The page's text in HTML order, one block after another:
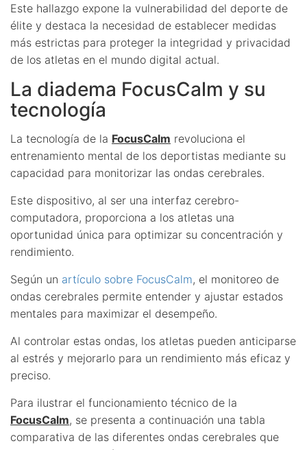
Este hallazgo expone la vulnerabilidad del deporte de
élite y destaca la necesidad de establecer medidas
más estrictas para proteger la integridad y privacidad
de los atletas en el mundo digital actual.
La diadema FocusCalm y su
tecnología
La tecnología de la FocusCalm revoluciona el
entrenamiento mental de los deportistas mediante su
capacidad para monitorizar las ondas cerebrales.
Este dispositivo, al ser una interfaz cerebro-
computadora, proporciona a los atletas una
oportunidad única para optimizar su concentración y
rendimiento.
Según un artículo sobre FocusCalm, el monitoreo de
ondas cerebrales permite entender y ajustar estados
mentales para maximizar el desempeño.
Al controlar estas ondas, los atletas pueden anticiparse
al estrés y mejorarlo para un rendimiento más eficaz y
preciso.
Para ilustrar el funcionamiento técnico de la
FocusCalm, se presenta a continuación una tabla
comparativa de las diferentes ondas cerebrales que